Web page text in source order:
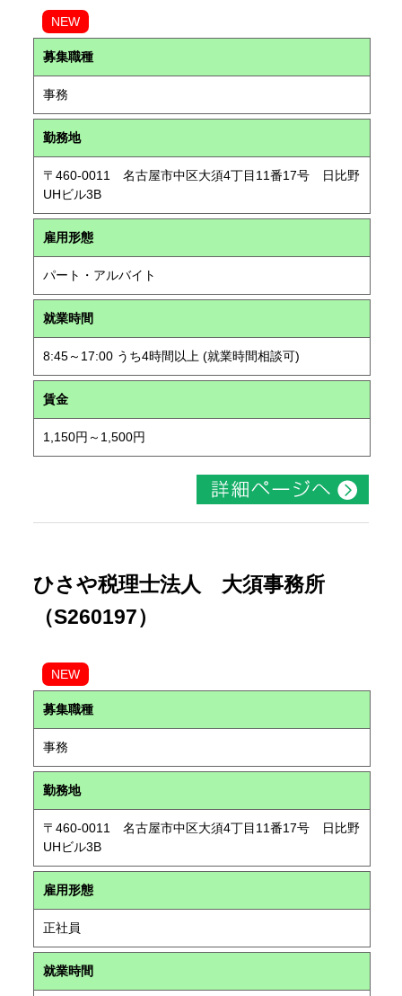
NEW
募集職種
事務
勤務地
〒460-0011 名古屋市中区大須4丁目11番17号 日比野
UHビル3B
雇用形態
パート・アルバイト
就業時間
8:45～17:00 うち4時間以上 (就業時間相談可)
賃金
1,150円～1,500円
ひさや税理士法人 大須事務所
（S260197）
NEW
募集職種
事務
勤務地
〒460-0011 名古屋市中区大須4丁目11番17号 日比野
UHビル3B
雇用形態
正社員
就業時間